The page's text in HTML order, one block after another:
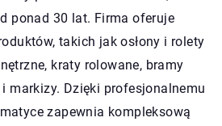
ponad 30 lat. Firma oferuje
takich jak osłony i rolety
kraty rolowane, bramy
markizy. Dzięki profesjonalnemu
zapewnia kompleksową